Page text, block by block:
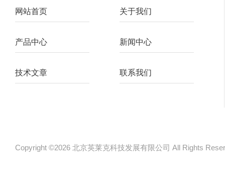
网站首页 关于我们
产品中心 新闻中心
技术文章 联系我们
Copyright ©2026 北京英莱克科技发展有限公司 All Rights